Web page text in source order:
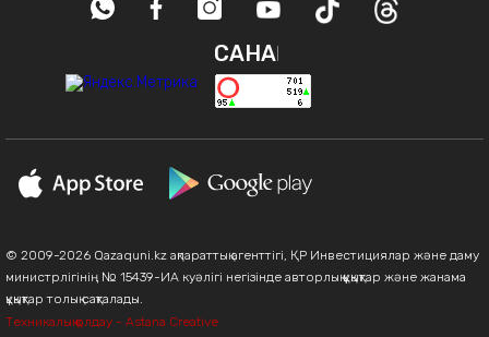
САНАҚ
© 2009-2026 Qazaquni.kz ақпараттық агенттігі, ҚР Инвестициялар және даму
министрлігінің № 15439-ИА куәлігі негізінде авторлық құқықтар және жанама
құқықтар толық сақталады.
Техникалық қолдау - Astana Creative